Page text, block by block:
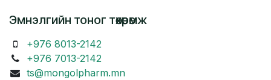
Эмнэлгийн тоног төхөөрөмж
+976 8013-2142
+976 7013-2142
ts@mongolpharm.mn